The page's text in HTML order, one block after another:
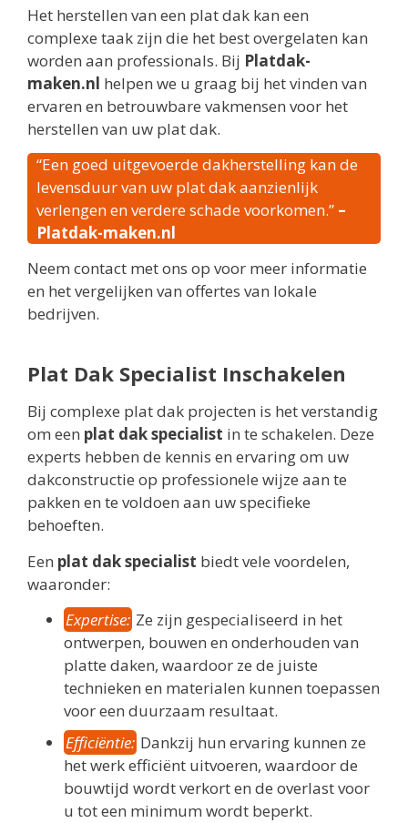
Het herstellen van een plat dak kan een
complexe taak zijn die het best overgelaten kan
worden aan professionals. Bij Platdak-
maken.nl helpen we u graag bij het vinden van
ervaren en betrouwbare vakmensen voor het
herstellen van uw plat dak.
“Een goed uitgevoerde dakherstelling kan de
levensduur van uw plat dak aanzienlijk
verlengen en verdere schade voorkomen.” –
Platdak-maken.nl
Neem contact met ons op voor meer informatie
en het vergelijken van offertes van lokale
bedrijven.
Plat Dak Specialist Inschakelen
Bij complexe plat dak projecten is het verstandig
om een plat dak specialist in te schakelen. Deze
experts hebben de kennis en ervaring om uw
dakconstructie op professionele wijze aan te
pakken en te voldoen aan uw specifieke
behoeften.
Een plat dak specialist biedt vele voordelen,
waaronder:
Expertise: Ze zijn gespecialiseerd in het
ontwerpen, bouwen en onderhouden van
platte daken, waardoor ze de juiste
technieken en materialen kunnen toepassen
voor een duurzaam resultaat.
Efficiëntie: Dankzij hun ervaring kunnen ze
het werk efficiënt uitvoeren, waardoor de
bouwtijd wordt verkort en de overlast voor
u tot een minimum wordt beperkt.